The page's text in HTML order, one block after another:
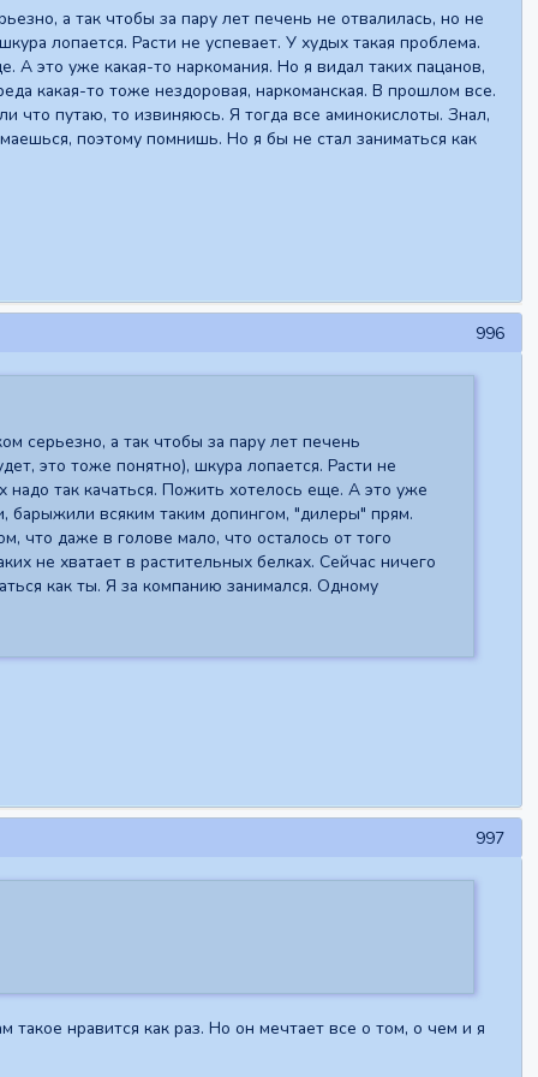
а так чтобы за пару лет печень не отвалилась, но не
лопается. Расти не успевает. У худых такая проблема.
А это уже какая-то наркомания. Но я видал таких пацанов,
какая-то тоже нездоровая, наркоманская. В прошлом все.
что путаю, то извиняюсь. Я тогда все аминокислоты. Знал,
поэтому помнишь. Но я бы не стал заниматься как
996
серьезно, а так чтобы за пару лет печень
это тоже понятно), шкура лопается. Расти не
надо так качаться. Пожить хотелось еще. А это уже
барыжили всяким таким допингом, "дилеры" прям.
что даже в голове мало, что осталось от того
не хватает в растительных белках. Сейчас ничего
как ты. Я за компанию занимался. Одному
997
нравится как раз. Но он мечтает все о том, о чем и я